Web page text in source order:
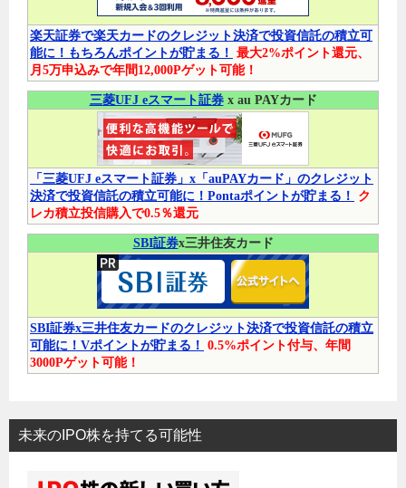
楽天証券で楽天カードのクレジット決済で投資信託の積立可
能に！もちろんポイントが貯まる！ 最大2%ポイント還元、
月5万申込みで年間12,000Pゲット可能！
三菱UFJ eスマート証券x au PAYカード
「三菱UFJ eスマート証券」x「auPAYカード」のクレジット
決済で投資信託の積立可能に！Pontaポイントが貯まる！
ク
レカ積立投信購入で0.5％還元
SBI証券x三井住友カード
SBI証券x三井住友カードのクレジット決済で投資信託の積立
可能に！Vポイントが貯まる！ 0.5%ポイント付与、年間
3000Pゲット可能！
未来のIPO株を持てる可能性